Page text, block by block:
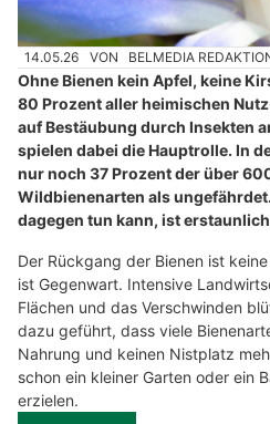
14.05.26 VON BELMEDIA
Ohne Bienen kein Apfel, keine
80 Prozent aller heimischen
auf Bestäubung durch Insekten
spielen dabei die Hauptrolle. In
nur noch 37 Prozent der über
Wildbienenarten als
dagegen tun kann, ist
Der Rückgang der Bienen ist
ist Gegenwart. Intensive
Flächen und das Verschwinden
dazu geführt, dass viele
Nahrung und keinen Nistplatz
schon ein kleiner Garten oder ein
erzielen.